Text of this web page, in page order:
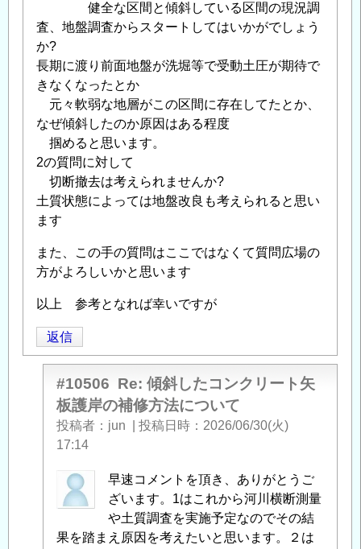
健全な区間と傾斜している区間の現況調
査、地盤調査からスタートしてはいかがでしょう
か?
長期に渡り前面地盤が洗堀等で受動土圧が期待で
きなくなったとか
元々軟弱な地層がこの区間に存在してたとか、
なぜ傾斜したのか原因はある程度
掴めると思います。
2の質問に対して
切断撤去は考えられませんか?
土質状態によっては地盤改良も考えられると思い
ます
また、この手の質問はここではなくて質問広場の
方がよろしいかと思います
以上 参考となれば幸いですが
返信
#10506 Re: 傾斜したコンクリート矢
板護岸の補修方法について
投稿者 jun 投稿日時
2026/06/30(火)
17:14
匿
名
稿
早速コメントを頂き、ありがとうご
ざいます。1はこれから河川横断測量
や土質調査を実施予定なのでその結
果を踏まえ原因を考えたいと思います。２は